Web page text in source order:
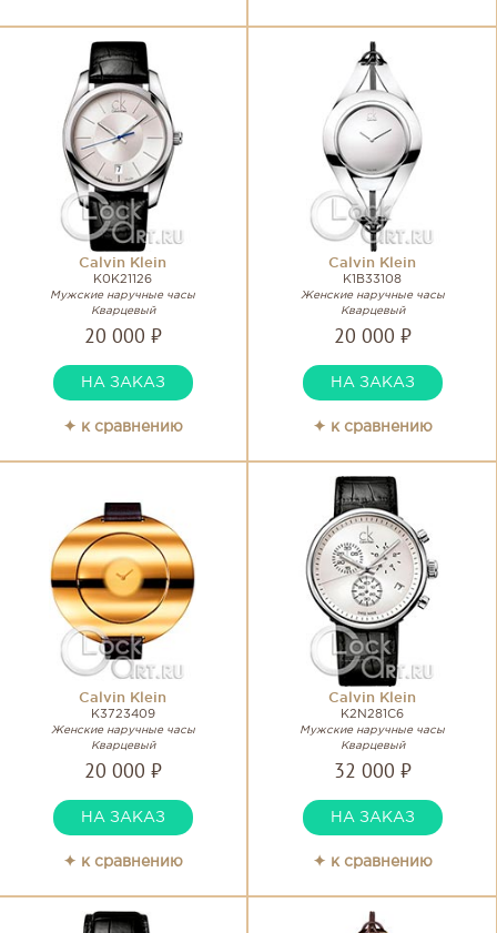
Calvin Klein
K0K21126
Мужские наручные часы
Кварцевый
20 000 ₽
НА ЗАКАЗ
✦ к сравнению
Calvin Klein
K1B33108
Женские наручные часы
Кварцевый
20 000 ₽
НА ЗАКАЗ
✦ к сравнению
Calvin Klein
K3723409
Женские наручные часы
Кварцевый
20 000 ₽
НА ЗАКАЗ
✦ к сравнению
Calvin Klein
K2N281C6
Мужские наручные часы
Кварцевый
32 000 ₽
НА ЗАКАЗ
✦ к сравнению